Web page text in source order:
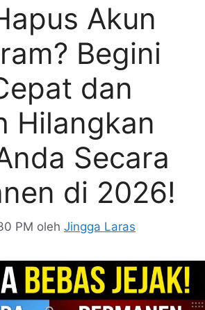
Akun
Begini
dan
Hilangkan
Secara
di 2026!
PM oleh Jingga Laras